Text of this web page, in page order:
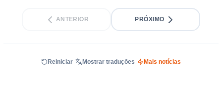
ANTERIOR PRÓXIMO
Reiniciar Mostrar traduções Mais notícias